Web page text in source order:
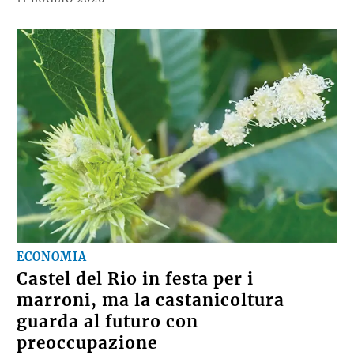
ECONOMIA
Castel del Rio in festa per i
marroni, ma la castanicoltura
guarda al futuro con
preoccupazione